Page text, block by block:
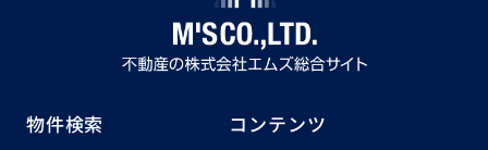
物件検索 コンテンツ